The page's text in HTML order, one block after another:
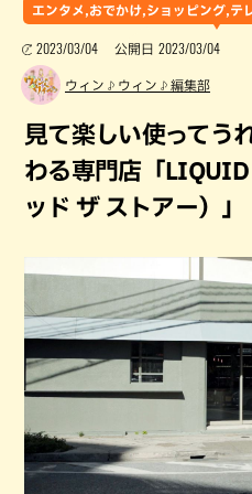
エンタメ,おでかけ,ショッピング,テ
2023/03/04 公開日 2023/03/04
ウィン♪ウィン♪編集部
見て楽しい使ってう
わる専門店「LIQUID
ッド ザ ストアー）」